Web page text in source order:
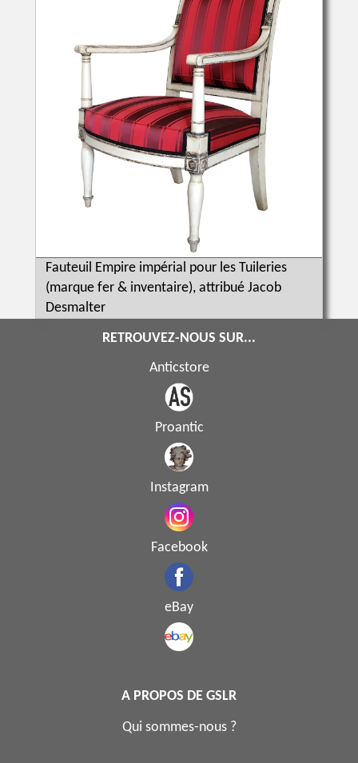
Fauteuil Empire impérial pour les Tuileries
(marque fer & inventaire), attribué Jacob
Desmalter
RETROUVEZ-NOUS SUR...
Anticstore
Proantic
Instagram
Facebook
eBay
A PROPOS DE GSLR
Qui sommes-nous ?